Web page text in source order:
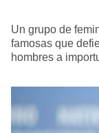
Un grupo de
famosas que
hombres a